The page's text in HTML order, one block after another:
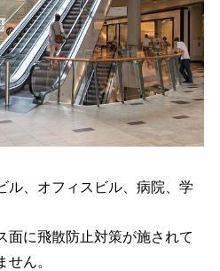
ル、オフィスビル、病院、学
面に飛散防止対策が施されて
ん。